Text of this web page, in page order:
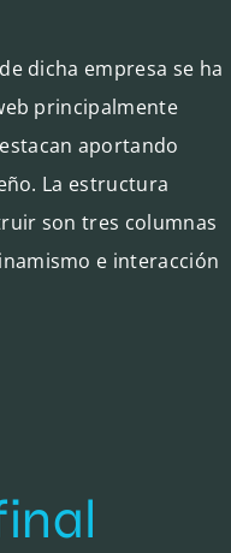
dicha empresa se ha
principalmente
aportando
La estructura
son tres columnas
e interacción